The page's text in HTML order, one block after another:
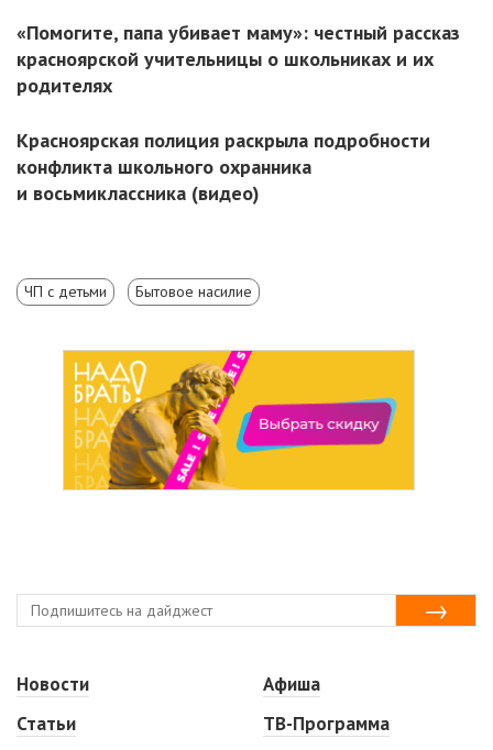
«Помогите, папа убивает маму»: честный рассказ
красноярской учительницы о школьниках и их
родителях
Красноярская полиция раскрыла подробности
конфликта школьного охранника
и восьмиклассника (видео)
ЧП с детьми Бытовое насилие
Новости
Статьи
Афиша
ТВ-Программа